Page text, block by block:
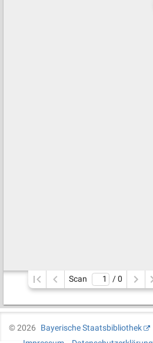
Scan / 0
©2026
Bayerische Staatsbibliothek